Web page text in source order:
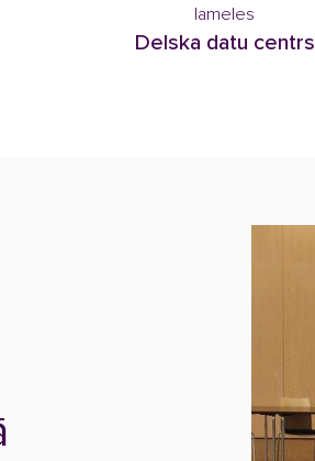
lameles
Delska datu centrs